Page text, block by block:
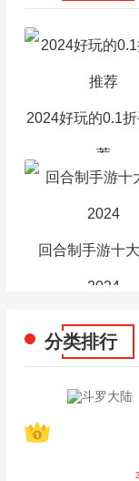
2024好玩的0.1
荐
回合制手游十
2024
分类排行